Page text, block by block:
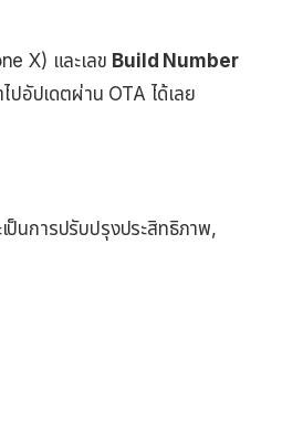
X) และเลข Build Number
อัปเดตผ่าน OTA ได้เลย
นการปรับปรุงประสิทธิภาพ,